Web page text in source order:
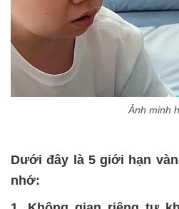
Ảnh minh
Dưới đây là 5 giới hạn
nhớ: